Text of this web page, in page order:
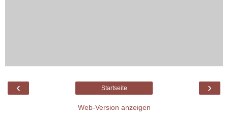
‹ ›
Startseite
Web-Version anzeigen